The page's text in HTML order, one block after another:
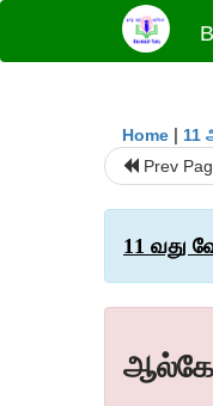
Home | 11
Prev
11 வது